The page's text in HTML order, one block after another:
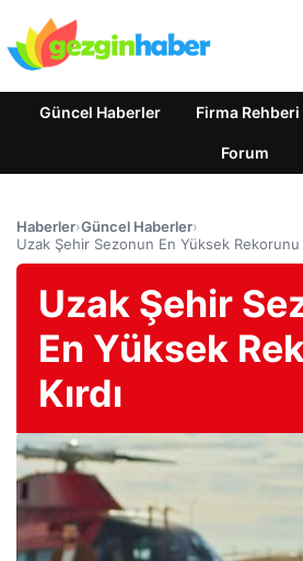
Güncel Haberler Firma Rehberi
Forum
Haberler›Güncel Haberler›
Uzak Şehir Sezonun En Yüksek Rekorunu
Uzak Şehir
En Yüksek
Kırdı